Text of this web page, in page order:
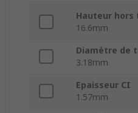
Hauteur hors
16.6mm
Diamètre de
3.18mm
Epaisseur CI
1.57mm